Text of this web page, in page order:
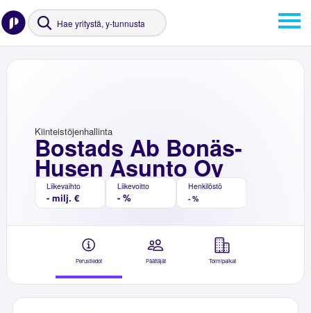
Bostads Ab Bonäs-
Husen Asunto Oy
Kiinteistöjenhallinta
Liikevaihto
- milj. €
Liikevoitto
- %
Henkilöstö
- %
Perustiedot Päättäjät Toimipaikat